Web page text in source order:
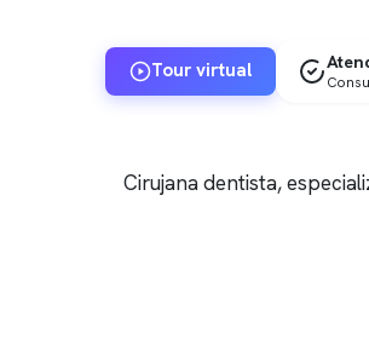
Tour virtual
Cirujana dentista,